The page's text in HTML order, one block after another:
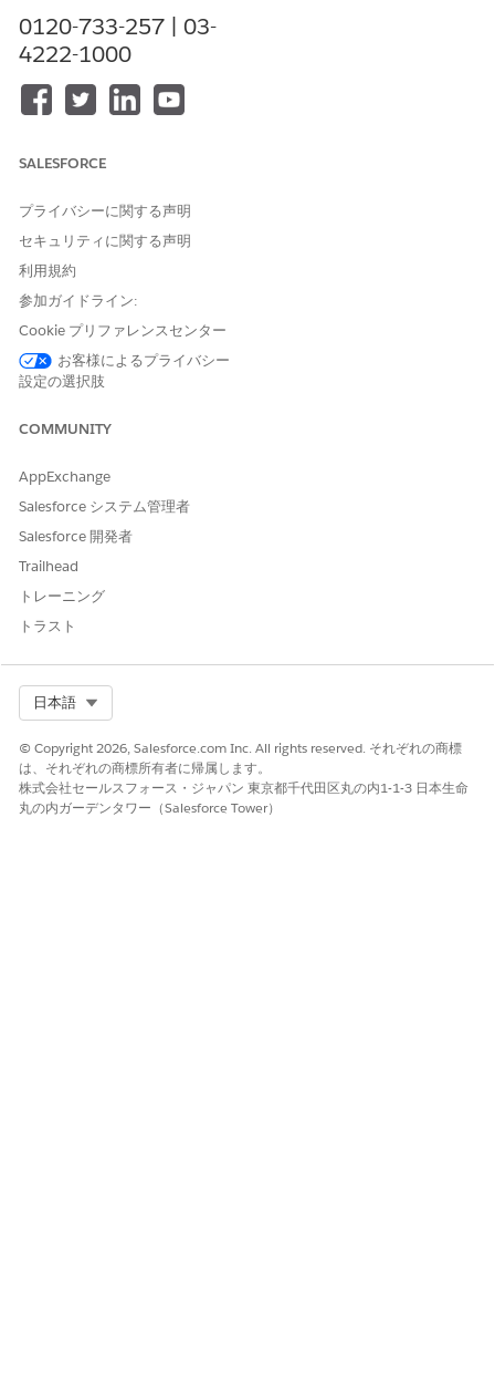
Cloudが付属するEnterprise
ユーザーへの権限の割り当て
グラムリードとしての患者サポートプログラムへのアクセス」権
ジェントとしての患者サポートプログラムへのアクセス」権限セ
ットを割り当てる必要があります。
プログラムリード向け患者支援プログラムコンソールアプ
リケーション
プログラムリードは、カスタマイズされたダッシュボードとレポ
ートを作成してプログラムのパフォーマンスを追跡するようにこ
のアプリケーションを設定できます。カスタムコンポーネントを
プログラムのパフォーマンスを追跡できます。このアプリケーシ
達していないプログラムを特定するための単一の場所として機能
し、プログラムリードがリスクを軽減するための予防措置を講じ
るのに役立ちます。
患者サービス担当者向け患者サポートプログラムコンソー
ルアプリケーション
患者サービス担当者は、ケアプログラム加入者に関連するカスタ
パーソナライズし、定義済みの結果に対するパフォーマンスを追
跡することもできます。このパーソナライズされたスペースは、
カスタムコンポーネントを使用して強化でき、営業担当が患者の
ます。
0120-733-257 | 03-
4222-1000
SALESFORCE
プライバシーに関する声明
セキュリティに関する声明
利用規約
参加ガイドライン:
Cookie プリファレンスセンター
お客様によるプライバシー
設定の選択肢
COMMUNITY
AppExchange
Salesforce システム管理者
Salesforce 開発者
Trailhead
トレーニング
トラスト
日本語
© Copyright 2026, Salesforce.com Inc. All rights reserved. それぞれの商標
は、それぞれの商標所有者に帰属します。
株式会社セールスフォース・ジャパン 東京都千代田区丸の内1-1-3 日本生命
丸の内ガーデンタワー（Salesforce Tower）